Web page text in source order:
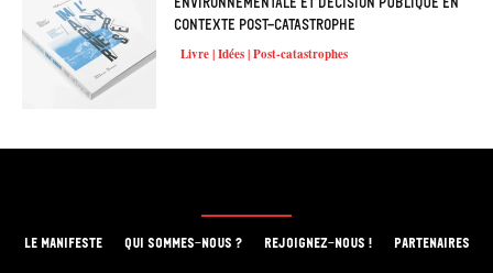
contexte post-catastrophe
Livre | Idées | Post-catastrophes
LE MANIFESTE QUI SOMMES-NOUS ? REJOIGNEZ-NOUS ! PARTENAIRES